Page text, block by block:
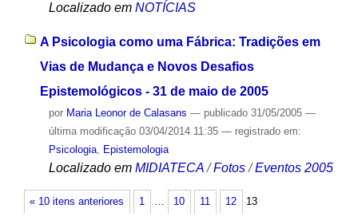
Localizado em NOTÍCIAS
A Psicologia como uma Fábrica: Tradições em
Vias de Mudança e Novos Desafios
Epistemológicos - 31 de maio de 2005
por Maria Leonor de Calasans — publicado31/05/2005 —
última modificação03/04/2014 11:35 — registrado em:
Psicologia, Epistemologia
Localizado em MIDIATECA /Fotos /Eventos 2005
« 10 itens anteriores 1 … 10 11 12 13